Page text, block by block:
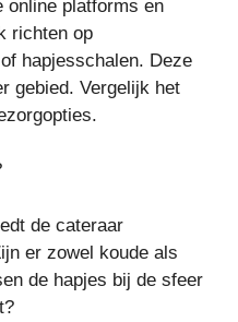
online platforms en
richten op
hapjesschalen. Deze
gebied. Vergelijk het
de cateraar
er zowel koude als
de hapjes bij de sfeer